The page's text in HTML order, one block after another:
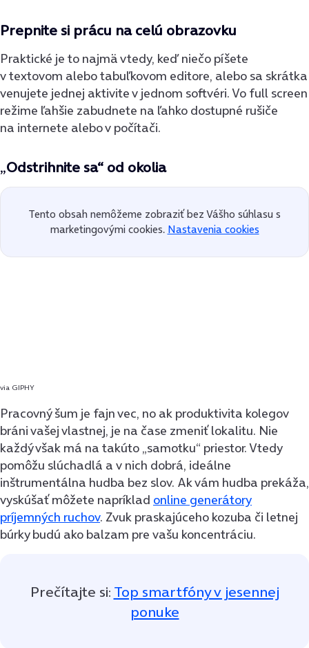
Prepnite si prácu na celú obrazovku
Praktické je to najmä vtedy, keď niečo píšete
v textovom alebo tabuľkovom editore, alebo sa skrátka
venujete jednej aktivite v jednom softvéri. Vo full screen
režime ľahšie zabudnete na ľahko dostupné rušiče
na internete alebo v počítači.
„Odstrihnite sa“ od okolia
Tento obsah nemôžeme zobraziť bez Vášho súhlasu s
marketingovými cookies. Nastavenia cookies
via GIPHY
Pracovný šum je fajn vec, no ak produktivita kolegov
bráni vašej vlastnej, je na čase zmeniť lokalitu. Nie
každý však má na takúto „samotku“ priestor. Vtedy
pomôžu slúchadlá a v nich dobrá, ideálne
inštrumentálna hudba bez slov. Ak vám hudba prekáža,
vyskúšať môžete napríklad online generátory
príjemných ruchov. Zvuk praskajúceho kozuba či letnej
búrky budú ako balzam pre vašu koncentráciu.
Prečítajte si: Top smartfóny v jesennej
ponuke